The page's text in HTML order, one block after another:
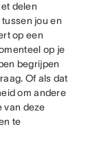
delen
jou en
op een
op je
begrijpen
Of als dat
om andere
van deze
te